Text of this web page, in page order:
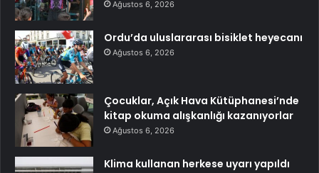
Ağustos 6, 2026
Ordu’da uluslararası bisiklet heyecanı
Ağustos 6, 2026
Çocuklar, Açık Hava Kütüphanesi’nde
kitap okuma alışkanlığı kazanıyorlar
Ağustos 6, 2026
Klima kullanan herkese uyarı yapıldı